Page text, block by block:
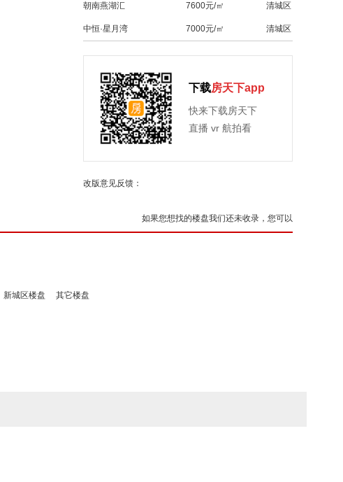
朝南燕湖汇 7600元/㎡ 清城区
中恒·星月湾 7000元/㎡ 清城区
下载房天下app
快来下载房天下
直播 vr 航拍看
改版意见反馈：
如果您想找的楼盘我们还未收录，您可以
新城区楼盘 其它楼盘